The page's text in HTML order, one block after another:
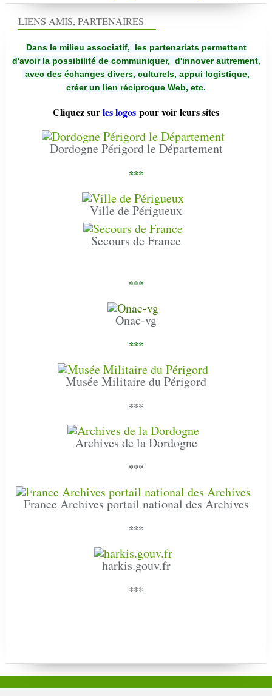
LIENS AMIS, PARTENAIRES
Dans le milieu associatif, les partenariats permettent
d'avoir la possibilité de communiquer, d'innover autrement,
avec des échanges divers, culturels, appui logistique,
créer un lien réciproque Web, etc.
Cliquez surles logos pour voir leurs sites
Dordogne Périgord le Département
***
Ville de Périgueux
Secours de France
***
Onac-vg
***
Musée Militaire du Périgord
***
Archives de la Dordogne
***
France Archives portail national des Archives
***
harkis.gouv.fr
***